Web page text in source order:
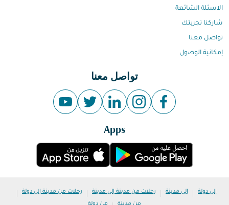
الاسئلة الشائعة
شاركنا تجربتك
تواصل معنا
إمكانية الوصول
تواصل معنا
Apps
إلى دولة | إلى مدينة | رحلات من مدينة إلى مدينة | رحلات من مدينة إلى دولة |